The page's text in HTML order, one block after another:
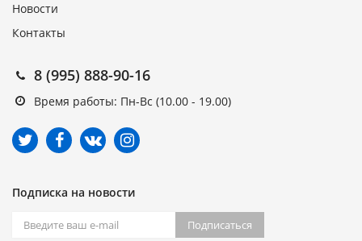
Новости
Контакты
8 (995) 888-90-16
Время работы: Пн-Вс (10.00 - 19.00)
Подписка на новости
Подписаться